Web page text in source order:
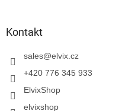
Kontakt
sales@elvix.cz
+420 776 345 933
ElvixShop
elvixshop